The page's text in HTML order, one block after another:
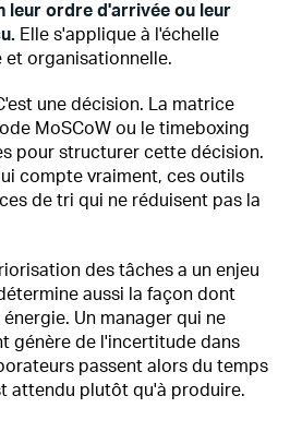
leur ordre d'arrivée ou leur
Elle s'applique à l'échelle
organisationnelle.
une décision. La matrice
MoSCoW ou le timeboxing
pour structurer cette décision.
compte vraiment, ces outils
de tri qui ne réduisent pas la
des tâches a un enjeu
aussi la façon dont
Un manager qui ne
génère de l'incertitude dans
passent alors du temps
attendu plutôt qu'à produire.